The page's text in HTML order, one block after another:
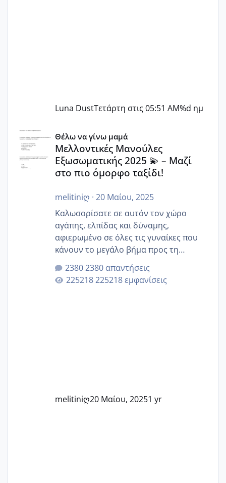
Luna DustΤετάρτη στις 05:51 AM%d ημ
Μελλοντικές Μανούλες Εξωσωματικής 2025 💫 – Μαζί
Θέλω να γίνω μαμά
Μελλοντικές Μανούλες
Εξωσωματικής 2025 💫 – Μαζί
στο πιο όμορφο ταξίδι!
melitiniღ · 20 Μαίου, 2025
Καλωσορίσατε σε αυτόν τον χώρο
αγάπης, ελπίδας και δύναμης,
αφιερωμένο σε όλες τις γυναίκες που
κάνουν το μεγάλο βήμα προς τη
μητρότητα μέσω εξωσωματικής το 2025.
Εδώ θα μοιραστούμε αγωνίες, χαρές,
εμπειρίες και κάθε μικρή ή μεγάλη
2380 απαντήσεις
225218 εμφανίσεις
melitiniღ20 Μαίου, 20251 yr